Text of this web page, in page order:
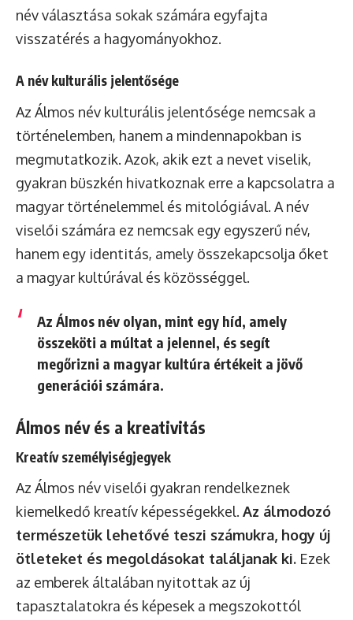
név választása sokak számára egyfajta
visszatérés a hagyományokhoz.
A név kulturális jelentősége
Az Álmos név kulturális jelentősége nemcsak a
történelemben, hanem a mindennapokban is
megmutatkozik. Azok, akik ezt a nevet viselik,
gyakran büszkén hivatkoznak erre a kapcsolatra a
magyar történelemmel és mitológiával. A név
viselői számára ez nemcsak egy egyszerű név,
hanem egy identitás, amely összekapcsolja őket
a magyar kultúrával és közösséggel.
Az Álmos név olyan, mint egy híd, amely
összeköti a múltat a jelennel, és segít
megőrizni a magyar kultúra értékeit a jövő
generációi számára.
Álmos név és a kreativitás
Kreatív személyiségjegyek
Az Álmos név viselői gyakran rendelkeznek
kiemelkedő kreatív képességekkel. Az álmodozó
természetük lehetővé teszi számukra, hogy új
ötleteket és megoldásokat találjanak ki. Ezek
az emberek általában nyitottak az új
tapasztalatokra és képesek a megszokottól